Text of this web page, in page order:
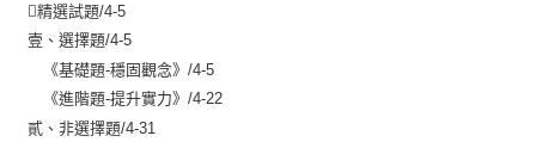
精選試題/4-5
壹、選擇題/4-5
《基礎題-穩固觀念》/4-5
《進階題-提升實力》/4-22
貳、非選擇題/4-31